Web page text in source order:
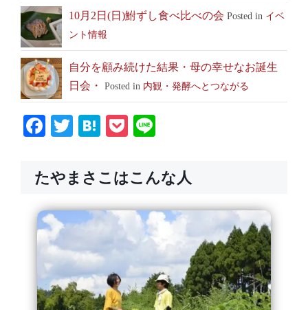
10月2日(日)鮒ずし食べ比べの会 Posted in イベ
ント情報
自分を顧み続けた結果・母の幸せなお誕生
日会・
Posted in 内観・発酵へとつながる
Facebook
Twitter
HatenaPocket
たやまさこはこんな人